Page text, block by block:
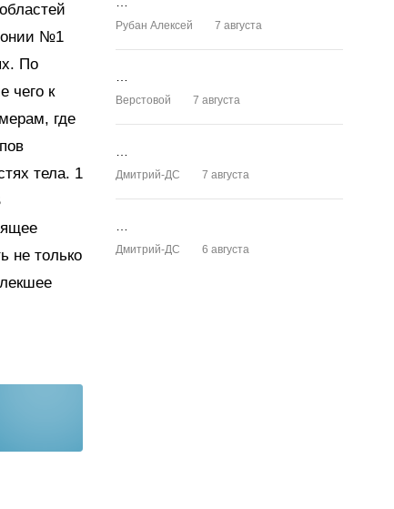
№1
По
чего к
где
тела. 1
не только
Рубан Алексей 7 августа
Верстовой 7 августа
Дмитрий-ДС 7 августа
Дмитрий-ДС 6 августа